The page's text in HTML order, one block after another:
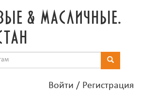
& масличные.
Войти / Регистрация